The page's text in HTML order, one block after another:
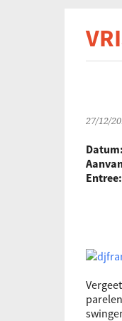
27/12/
Datum:
Entree: